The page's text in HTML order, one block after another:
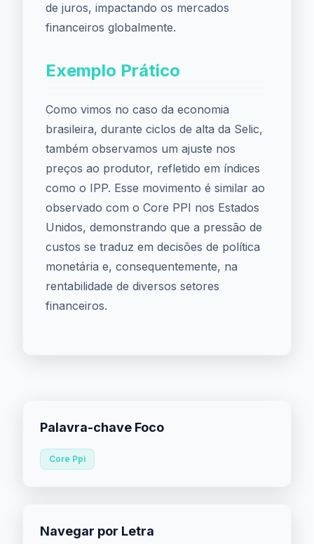
de juros, impactando os mercados
financeiros globalmente.
Exemplo Prático
Como vimos no caso da economia
brasileira, durante ciclos de alta da Selic,
também observamos um ajuste nos
preços ao produtor, refletido em índices
como o IPP. Esse movimento é similar ao
observado com o Core PPI nos Estados
Unidos, demonstrando que a pressão de
custos se traduz em decisões de política
monetária e, consequentemente, na
rentabilidade de diversos setores
financeiros.
Palavra-chave Foco
Core Ppi
Navegar por Letra